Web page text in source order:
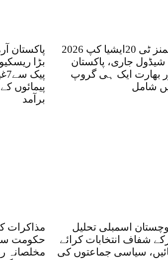
پاکستان
بڑا
پیمائوں
برآمد
ویمنز ٹی 20ایشیا کپ 2026
شیڈول جاری، پاکستان
بھارت ایک ہی گروپ
شامل
مذاکرات
حکومت
مخلصانہ
اسمبلی تحلیل
شفاف انتخابات کرائے
سیاسی جماعتوں کی